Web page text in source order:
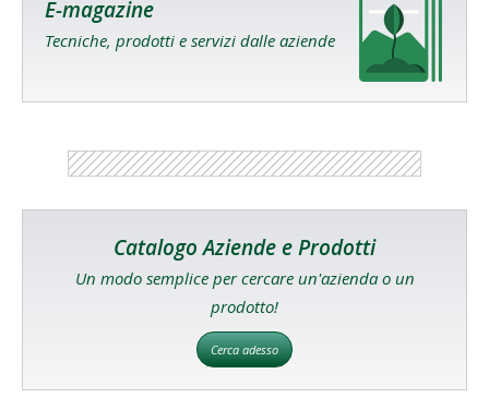
E-magazine
Tecniche, prodotti e servizi dalle aziende
Catalogo Aziende e Prodotti
Un modo semplice per cercare un'azienda o un
prodotto!
Cerca adesso